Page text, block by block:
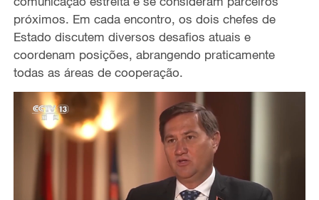
próximos. Em cada encontro, os dois chefes de
Estado discutem diversos desafios atuais e
coordenam posições, abrangendo praticamente
todas as áreas de cooperação.